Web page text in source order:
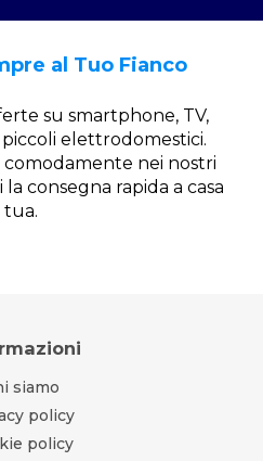
al Tuo Fianco
su smartphone, TV,
elettrodomestici.
nei nostri
consegna rapida a casa
tua.
siamo
policy
policy